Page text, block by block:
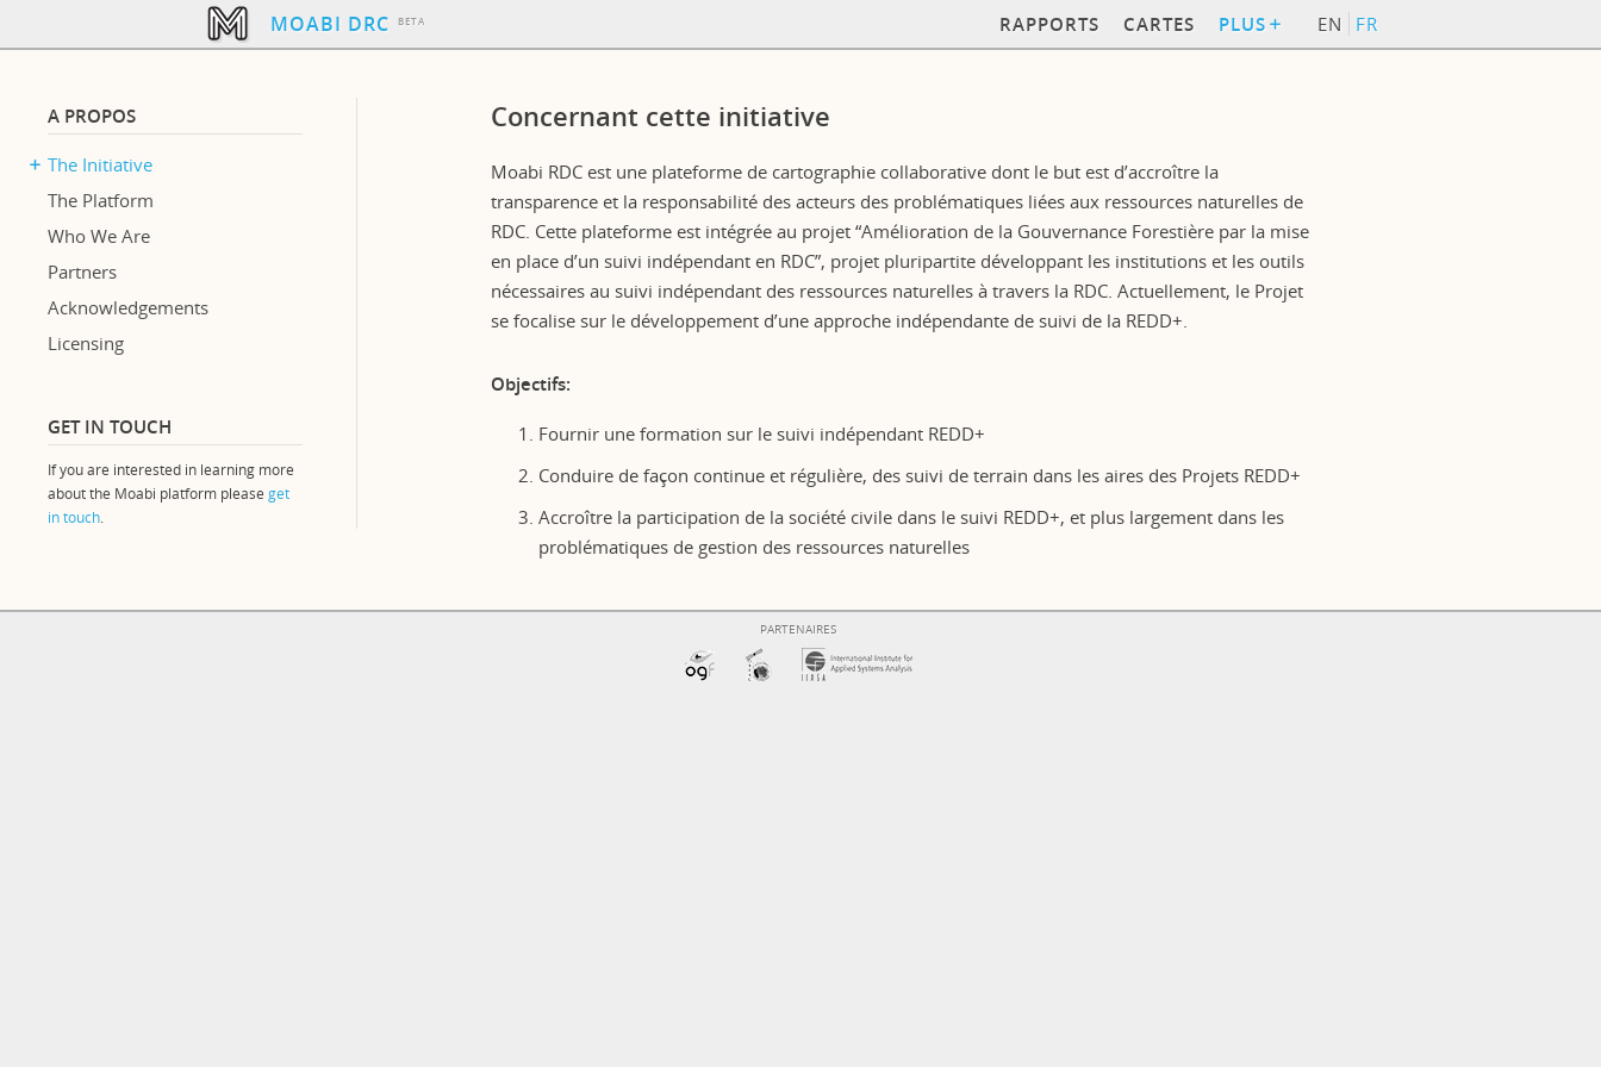
MOABI DRC EN FR
PLUS
CARTES
RAPPORTS
A PROPOS
The Initiative
The Platform
Who We Are
Partners
Acknowledgements
Licensing
GET IN TOUCH
If you are interested in learning more
about the Moabi platform please get
in touch
Concernant cette initiative
Moabi RDC est une plateforme de cartographie collaborative dont le but est d’accroître la
transparence et la responsabilité des acteurs des problématiques liées aux ressources naturelles de
RDC. Cette plateforme est intégrée au projet “Amélioration de la Gouvernance Forestière par la mise
en place d’un suivi indépendant en RDC”, projet pluripartite développant les institutions et les outils
nécessaires au suivi indépendant des ressources naturelles à travers la RDC. Actuellement, le Projet
se focalise sur le développement d’une approche indépendante de suivi de la REDD+.
Objectifs:
Fournir une formation sur le suivi indépendant REDD+
Conduire de façon continue et régulière, des suivi de terrain dans les aires des Projets REDD+
Accroître la participation de la société civile dans le suivi REDD+, et plus largement dans les
problématiques de gestion des ressources naturelles
PARTENAIRES